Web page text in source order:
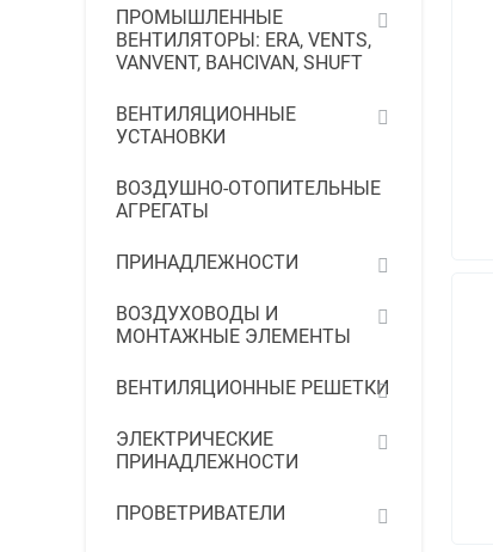
ПРОМЫШЛЕННЫЕ
ВЕНТИЛЯТОРЫ: ERA, VENTS,
VANVENT, BAHCIVAN, SHUFT
ВЕНТИЛЯЦИОННЫЕ
УСТАНОВКИ
ВОЗДУШНО-ОТОПИТЕЛЬНЫЕ
АГРЕГАТЫ
ПРИНАДЛЕЖНОСТИ
ВОЗДУХОВОДЫ И
МОНТАЖНЫЕ ЭЛЕМЕНТЫ
ВЕНТИЛЯЦИОННЫЕ РЕШЕТКИ
ЭЛЕКТРИЧЕСКИЕ
ПРИНАДЛЕЖНОСТИ
ПРОВЕТРИВАТЕЛИ